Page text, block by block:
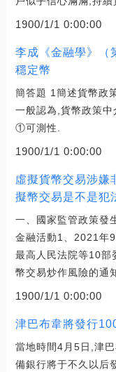
1900/1/1 0:00:00
李成《金融學》（
穩定幣
簡答題 1簡述貨幣政
一般認為,貨幣政策中
①可測性.
1900/1/1 0:00:00
虛擬貨幣交易涉嫌
擬幣交易是不是犯
一、國家監管政策發
金融活動1、2021年
最高人民法院等10部
幣交易炒作風險的通
1900/1/1 0:00:00
津巴布韋將發行
當地時間4月5日,津
備銀行將于不久以后